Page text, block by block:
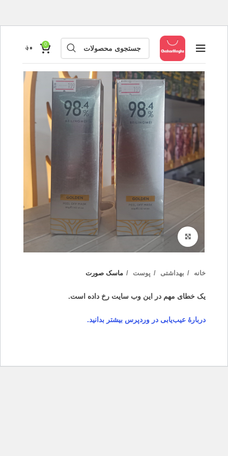
0 ۰؋
بزرگنمایی تصویر
خانه بهداشتی پوست ماسک صورت
یک خطای مهم در این وب سایت رخ داده است.
دربارهٔ عیب‌یابی در وردپرس بیشتر بدانید.